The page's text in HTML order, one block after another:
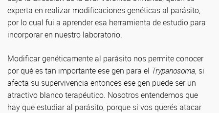
experta en realizar modificaciones genéticas al parásito,
por lo cual fui a aprender esa herramienta de estudio para
incorporar en nuestro laboratorio.
Modificar genéticamente al parásito nos permite conocer
por qué es tan importante ese gen para el Trypanosoma, si
afecta su supervivencia entonces ese gen puede ser un
atractivo blanco terapéutico. Nosotros entendemos que
hay que estudiar al parásito, porque si vos querés atacar